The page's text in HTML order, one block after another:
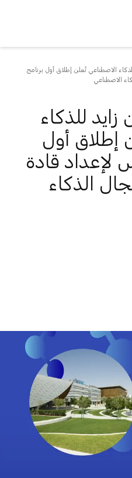
الاصطناعي تُعلن إطلاق أول برنامج
الاصطناعي
للذكاء
إطلاق أول
لإعداد قادة
الذكاء